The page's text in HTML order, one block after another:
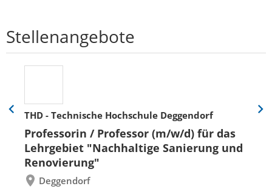
Stellenangebote
THD - Technische Hochschule Deggendorf
Professorin / Professor (m/w/d) für das
Lehrgebiet "Nachhaltige Sanierung und
Renovierung"
Deggendorf
Eine
zurück
Eine